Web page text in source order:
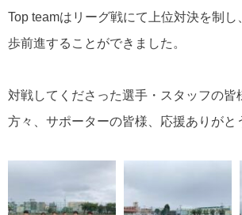
Top teamはリーグ戦にて上位対決を制し
歩前進することができました。
対戦してくださった選手・スタッフの皆
方々、サポーターの皆様、応援ありがと